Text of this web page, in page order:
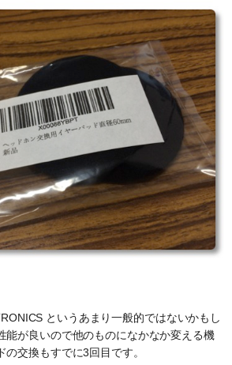
というあまり一般的ではないかもし
能が良いので他のものになかなか変える機
交換もすでに3回目です。